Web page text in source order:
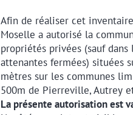
Afin de réaliser cet
Moselle a autorisé la
propriétés privées (sauf
attenantes fermées) situées
mètres sur les communes
500m de Pierreville, Autrey
La présente autorisation est